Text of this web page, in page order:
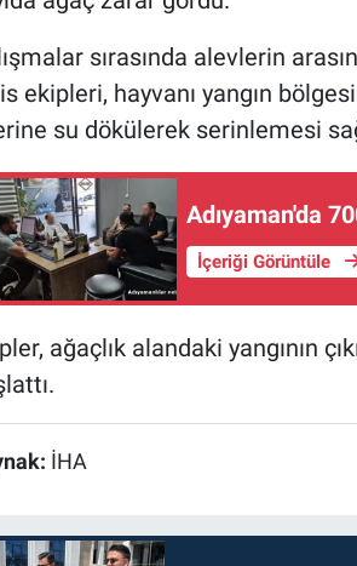
sırasında alevlerin
ekipleri, hayvanı yangın
su dökülerek serinlemesi
Adıyaman'da
İçeriği Görüntüle
ağaçlık alandaki yangının
İHA